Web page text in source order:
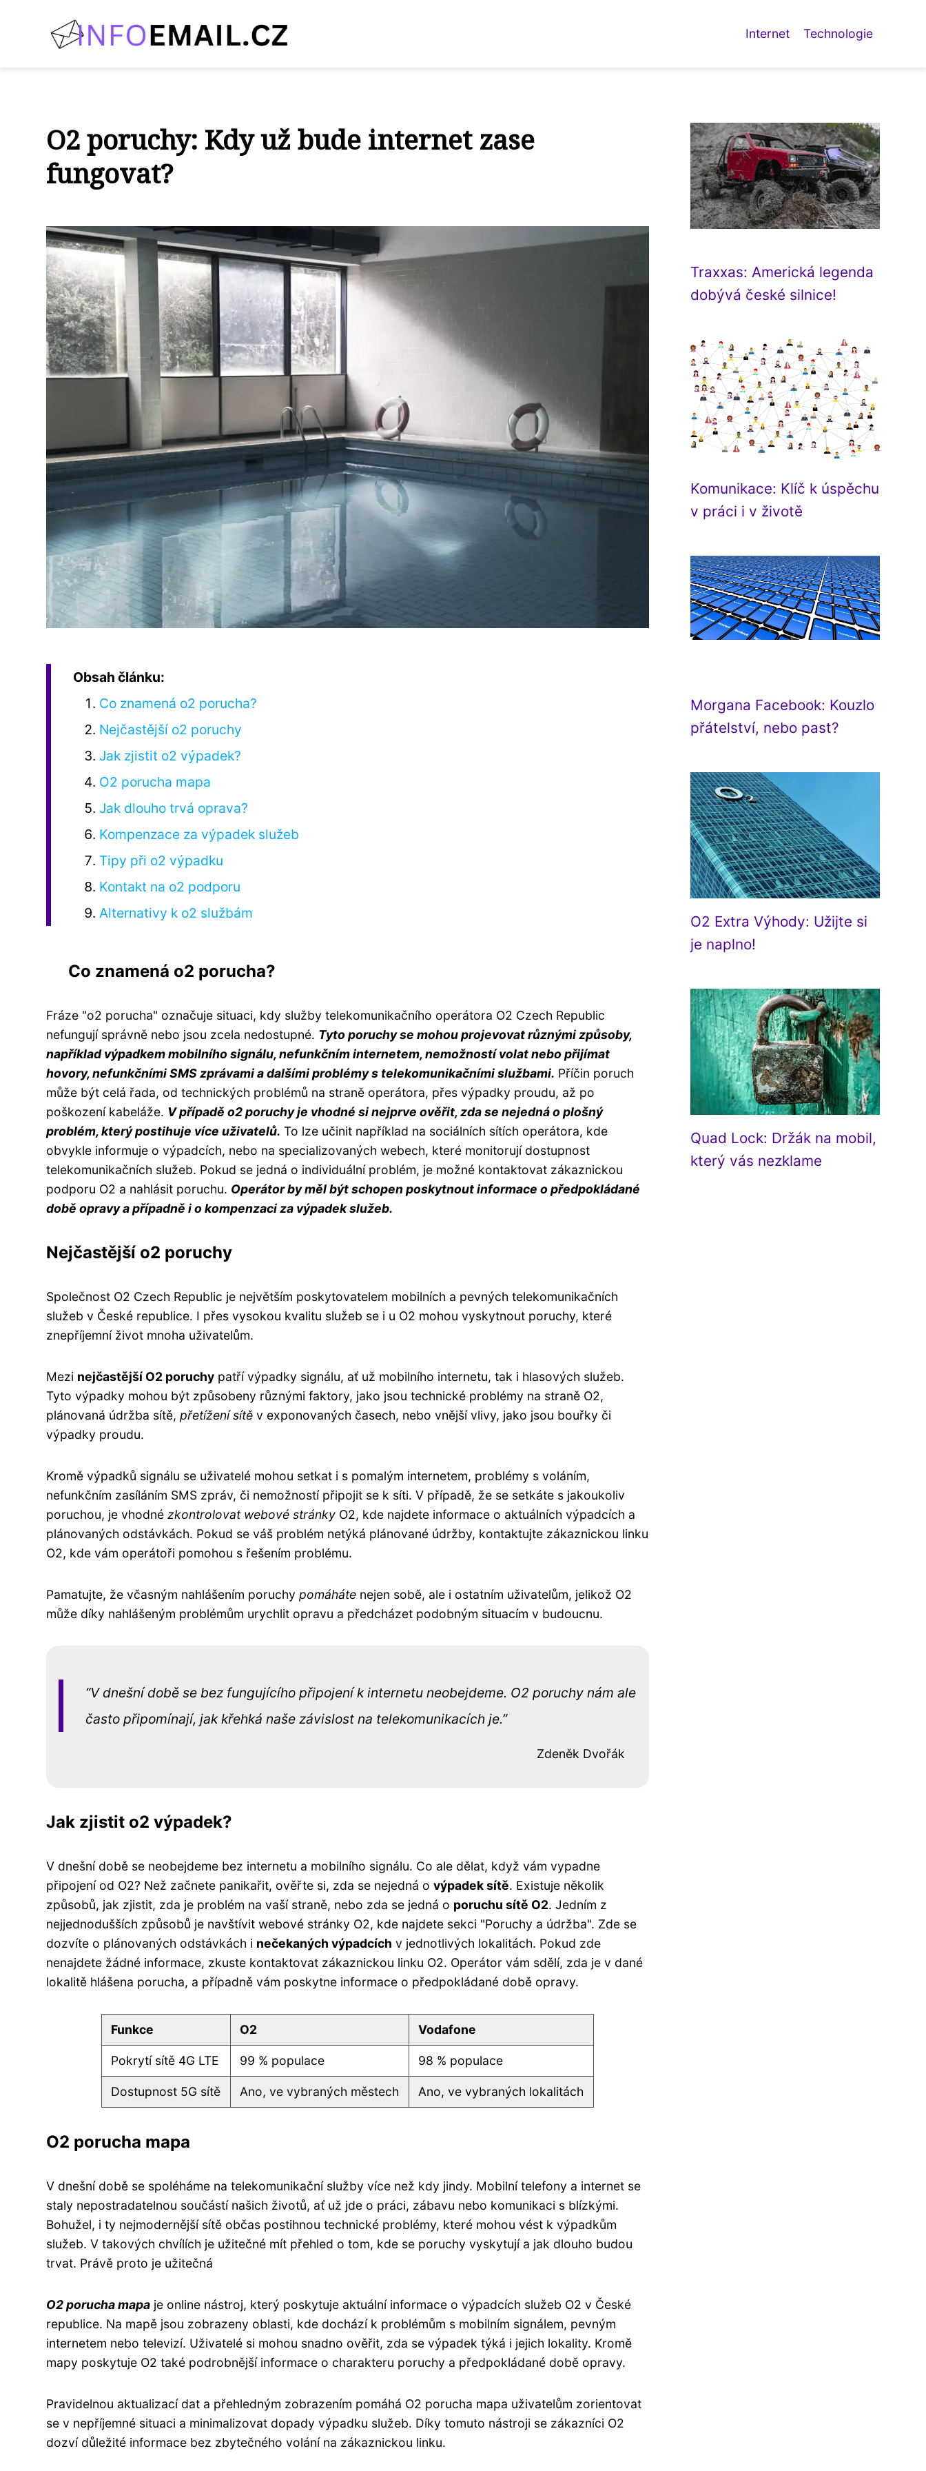
Internet Technologie
O2 poruchy: Kdy už bude internet zase
fungovat?
Obsah článku:
Co znamená o2 porucha?
Nejčastější o2 poruchy
Jak zjistit o2 výpadek?
O2 porucha mapa
Jak dlouho trvá oprava?
Kompenzace za výpadek služeb
Tipy při o2 výpadku
Kontakt na o2 podporu
Alternativy k o2 službám
Co znamená o2 porucha?
Fráze "o2 porucha" označuje situaci, kdy služby telekomunikačního operátora O2 Czech Republic
nefungují správně nebo jsou zcela nedostupné. Tyto poruchy se mohou projevovat různými způsoby,
například výpadkem mobilního signálu, nefunkčním internetem, nemožností volat nebo přijímat
hovory, nefunkčními SMS zprávami a dalšími problémy s telekomunikačními službami. Příčin poruch
může být celá řada, od technických problémů na straně operátora, přes výpadky proudu, až po
poškození kabeláže. V případě o2 poruchy je vhodné si nejprve ověřit, zda se nejedná o plošný
problém, který postihuje více uživatelů. To lze učinit například na sociálních sítích operátora, kde
obvykle informuje o výpadcích, nebo na specializovaných webech, které monitorují dostupnost
telekomunikačních služeb. Pokud se jedná o individuální problém, je možné kontaktovat zákaznickou
podporu O2 a nahlásit poruchu. Operátor by měl být schopen poskytnout informace o předpokládané
době opravy a případně i o kompenzaci za výpadek služeb.
Nejčastější o2 poruchy
Společnost O2 Czech Republic je největším poskytovatelem mobilních a pevných telekomunikačních
služeb v České republice. I přes vysokou kvalitu služeb se i u O2 mohou vyskytnout poruchy, které
znepříjemní život mnoha uživatelům.
Mezi nejčastější O2 poruchy patří výpadky signálu, ať už mobilního internetu, tak i hlasových služeb.
Tyto výpadky mohou být způsobeny různými faktory, jako jsou technické problémy na straně O2,
plánovaná údržba sítě, přetížení sítě v exponovaných časech, nebo vnější vlivy, jako jsou bouřky či
výpadky proudu.
Kromě výpadků signálu se uživatelé mohou setkat i s pomalým internetem, problémy s voláním,
nefunkčním zasíláním SMS zpráv, či nemožností připojit se k síti. V případě, že se setkáte s jakoukoliv
poruchou, je vhodné zkontrolovat webové stránky O2, kde najdete informace o aktuálních výpadcích a
plánovaných odstávkách. Pokud se váš problém netýká plánované údržby, kontaktujte zákaznickou linku
O2, kde vám operátoři pomohou s řešením problému.
Pamatujte, že včasným nahlášením poruchy pomáháte nejen sobě, ale i ostatním uživatelům, jelikož O2
může díky nahlášeným problémům urychlit opravu a předcházet podobným situacím v budoucnu.
V dnešní době se bez fungujícího připojení k internetu neobejdeme. O2 poruchy nám ale
často připomínají, jak křehká naše závislost na telekomunikacích je.
Zdeněk Dvořák
Jak zjistit o2 výpadek?
V dnešní době se neobejdeme bez internetu a mobilního signálu. Co ale dělat, když vám vypadne
připojení od O2? Než začnete panikařit, ověřte si, zda se nejedná o výpadek sítě. Existuje několik
způsobů, jak zjistit, zda je problém na vaší straně, nebo zda se jedná o poruchu sítě O2. Jedním z
nejjednodušších způsobů je navštívit webové stránky O2, kde najdete sekci "Poruchy a údržba". Zde se
dozvíte o plánovaných odstávkách i nečekaných výpadcích v jednotlivých lokalitách. Pokud zde
nenajdete žádné informace, zkuste kontaktovat zákaznickou linku O2. Operátor vám sdělí, zda je v dané
lokalitě hlášena porucha, a případně vám poskytne informace o předpokládané době opravy.
Funkce O2 Vodafone
Pokrytí sítě 4G LTE 99 % populace 98 % populace
Dostupnost 5G sítě Ano, ve vybraných městech Ano, ve vybraných lokalitách
O2 porucha mapa
V dnešní době se spoléháme na telekomunikační služby více než kdy jindy. Mobilní telefony a internet se
staly nepostradatelnou součástí našich životů, ať už jde o práci, zábavu nebo komunikaci s blízkými.
Bohužel, i ty nejmodernější sítě občas postihnou technické problémy, které mohou vést k výpadkům
služeb. V takových chvílích je užitečné mít přehled o tom, kde se poruchy vyskytují a jak dlouho budou
trvat. Právě proto je užitečná
O2 porucha mapa je online nástroj, který poskytuje aktuální informace o výpadcích služeb O2 v České
republice. Na mapě jsou zobrazeny oblasti, kde dochází k problémům s mobilním signálem, pevným
internetem nebo televizí. Uživatelé si mohou snadno ověřit, zda se výpadek týká i jejich lokality. Kromě
mapy poskytuje O2 také podrobnější informace o charakteru poruchy a předpokládané době opravy.
Pravidelnou aktualizací dat a přehledným zobrazením pomáhá O2 porucha mapa uživatelům zorientovat
se v nepříjemné situaci a minimalizovat dopady výpadku služeb. Díky tomuto nástroji se zákazníci O2
dozví důležité informace bez zbytečného volání na zákaznickou linku.
Traxxas: Americká legenda
dobývá české silnice!
Komunikace: Klíč k úspěchu
v práci i v životě
Morgana Facebook: Kouzlo
přátelství, nebo past?
O2 Extra Výhody: Užijte si
je naplno!
Quad Lock: Držák na mobil,
který vás nezklame